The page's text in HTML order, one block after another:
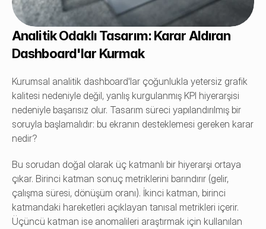
Analitik Odaklı Tasarım: Karar Aldıran
Dashboard'lar Kurmak
Kurumsal analitik dashboard'lar çoğunlukla yetersiz grafik
kalitesi nedeniyle değil, yanlış kurgulanmış KPI hiyerarşisi
nedeniyle başarısız olur. Tasarım süreci yapılandırılmış bir
soruyla başlamalıdır: bu ekranın desteklemesi gereken karar
nedir?
Bu sorudan doğal olarak üç katmanlı bir hiyerarşi ortaya
çıkar. Birinci katman sonuç metriklerini barındırır (gelir,
çalışma süresi, dönüşüm oranı). İkinci katman, birinci
katmandaki hareketleri açıklayan tanısal metrikleri içerir.
Üçüncü katman ise anomalileri araştırmak için kullanılan